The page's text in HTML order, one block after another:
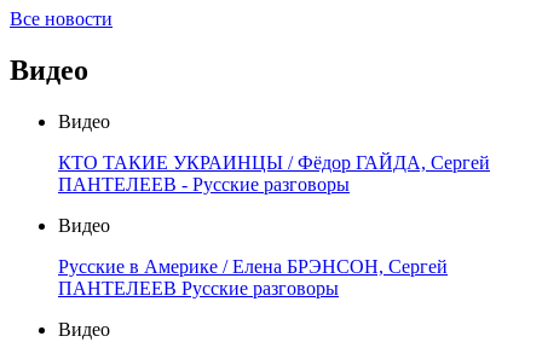
Все новости
Видео
Видео
КТО ТАКИЕ УКРАИНЦЫ / Фёдор ГАЙДА, Сергей
ПАНТЕЛЕЕВ - Русские разговоры
Видео
Русские в Америке / Елена БРЭНСОН, Сергей
ПАНТЕЛЕЕВ Русские разговоры
Видео